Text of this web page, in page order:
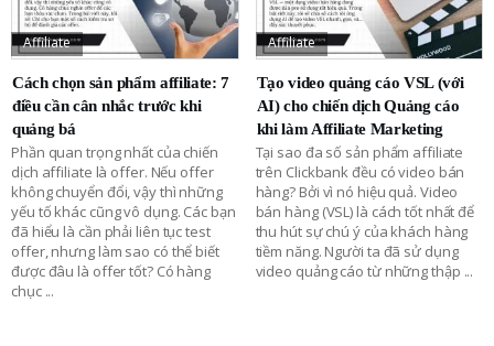
Affiliate
Cách chọn sản phẩm affiliate: 7
điều cần cân nhắc trước khi
quảng bá
Phần quan trọng nhất của chiến
dịch affiliate là offer. Nếu offer
không chuyển đổi, vậy thì những
yếu tố khác cũng vô dụng. Các bạn
đã hiểu là cần phải liên tục test
offer, nhưng làm sao có thể biết
được đâu là offer tốt? Có hàng
chục ...
Affiliate
Tạo video quảng cáo VSL (với
AI) cho chiến dịch Quảng cáo
khi làm Affiliate Marketing
Tại sao đa số sản phẩm affiliate
trên Clickbank đều có video bán
hàng? Bởi vì nó hiệu quả. Video
bán hàng (VSL) là cách tốt nhất để
thu hút sự chú ý của khách hàng
tiềm năng. Người ta đã sử dụng
video quảng cáo từ những thập ...